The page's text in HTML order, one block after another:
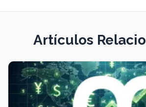
Artículos